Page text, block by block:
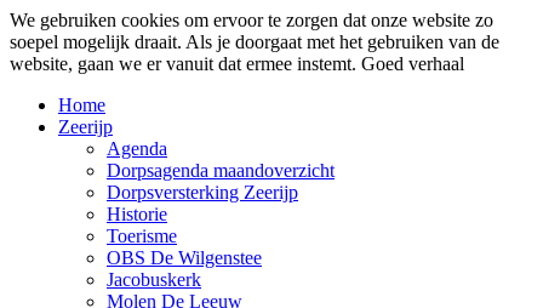
We gebruiken cookies om ervoor te zorgen dat onze website zo
soepel mogelijk draait. Als je doorgaat met het gebruiken van de
website, gaan we er vanuit dat ermee instemt. Goed verhaal
Home
Zeerijp
Agenda
Dorpsagenda maandoverzicht
Dorpsversterking Zeerijp
Historie
Toerisme
OBS De Wilgenstee
Jacobuskerk
Molen De Leeuw